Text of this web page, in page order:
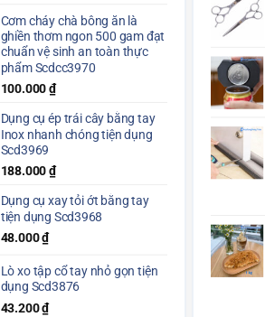
Cơm cháy chà bông ăn là
ghiền thơm ngon 500 gam đạt
chuẩn vệ sinh an toàn thực
phẩm Scdcc3970
100.000₫
Dụng cụ ép trái cây bằng tay
Inox nhanh chóng tiện dụng
Scd3969
188.000₫
Dụng cụ xay tỏi ớt bằng tay
tiện dụng Scd3968
48.000₫
Lò xo tập cổ tay nhỏ gọn tiện
dụng Scd3876
43.200₫